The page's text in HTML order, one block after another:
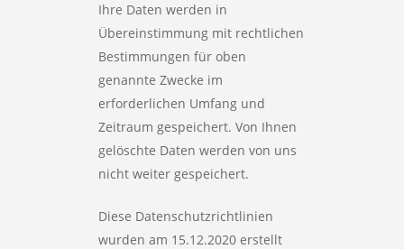
Ihre Daten werden in
Übereinstimmung mit rechtlichen
Bestimmungen für oben
genannte Zwecke im
erforderlichen Umfang und
Zeitraum gespeichert. Von Ihnen
gelöschte Daten werden von uns
nicht weiter gespeichert.
Diese Datenschutzrichtlinien
wurden am 15.12.2020 erstellt